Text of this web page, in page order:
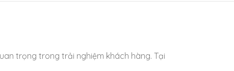
trọng trong trải nghiệm khách hàng. Tại